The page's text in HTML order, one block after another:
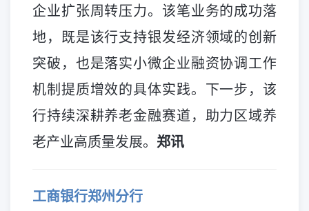
企业扩张周转压力。该笔业务的成功落
地，既是该行支持银发经济领域的创新
突破，也是落实小微企业融资协调工作
机制提质增效的具体实践。下一步，该
行持续深耕养老金融赛道，助力区域养
老产业高质量发展。 郑讯
工商银行郑州分行